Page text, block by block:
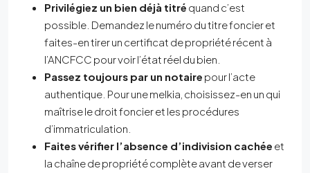
Privilégiez un bien déjà titré quand c’est
possible. Demandez le numéro du titre foncier et
faites-en tirer un certificat de propriété récent à
l’ANCFCC pour voir l’état réel du bien.
Passez toujours par un notaire pour l’acte
authentique. Pour une melkia, choisissez-en un qui
maîtrise le droit foncier et les procédures
d’immatriculation.
Faites vérifier l’absence d’indivision cachée et
la chaîne de propriété complète avant de verser